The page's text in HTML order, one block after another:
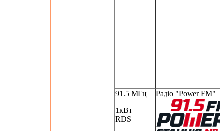
91.5 МГц
1кВт
RDS
Радіо "Power FM"